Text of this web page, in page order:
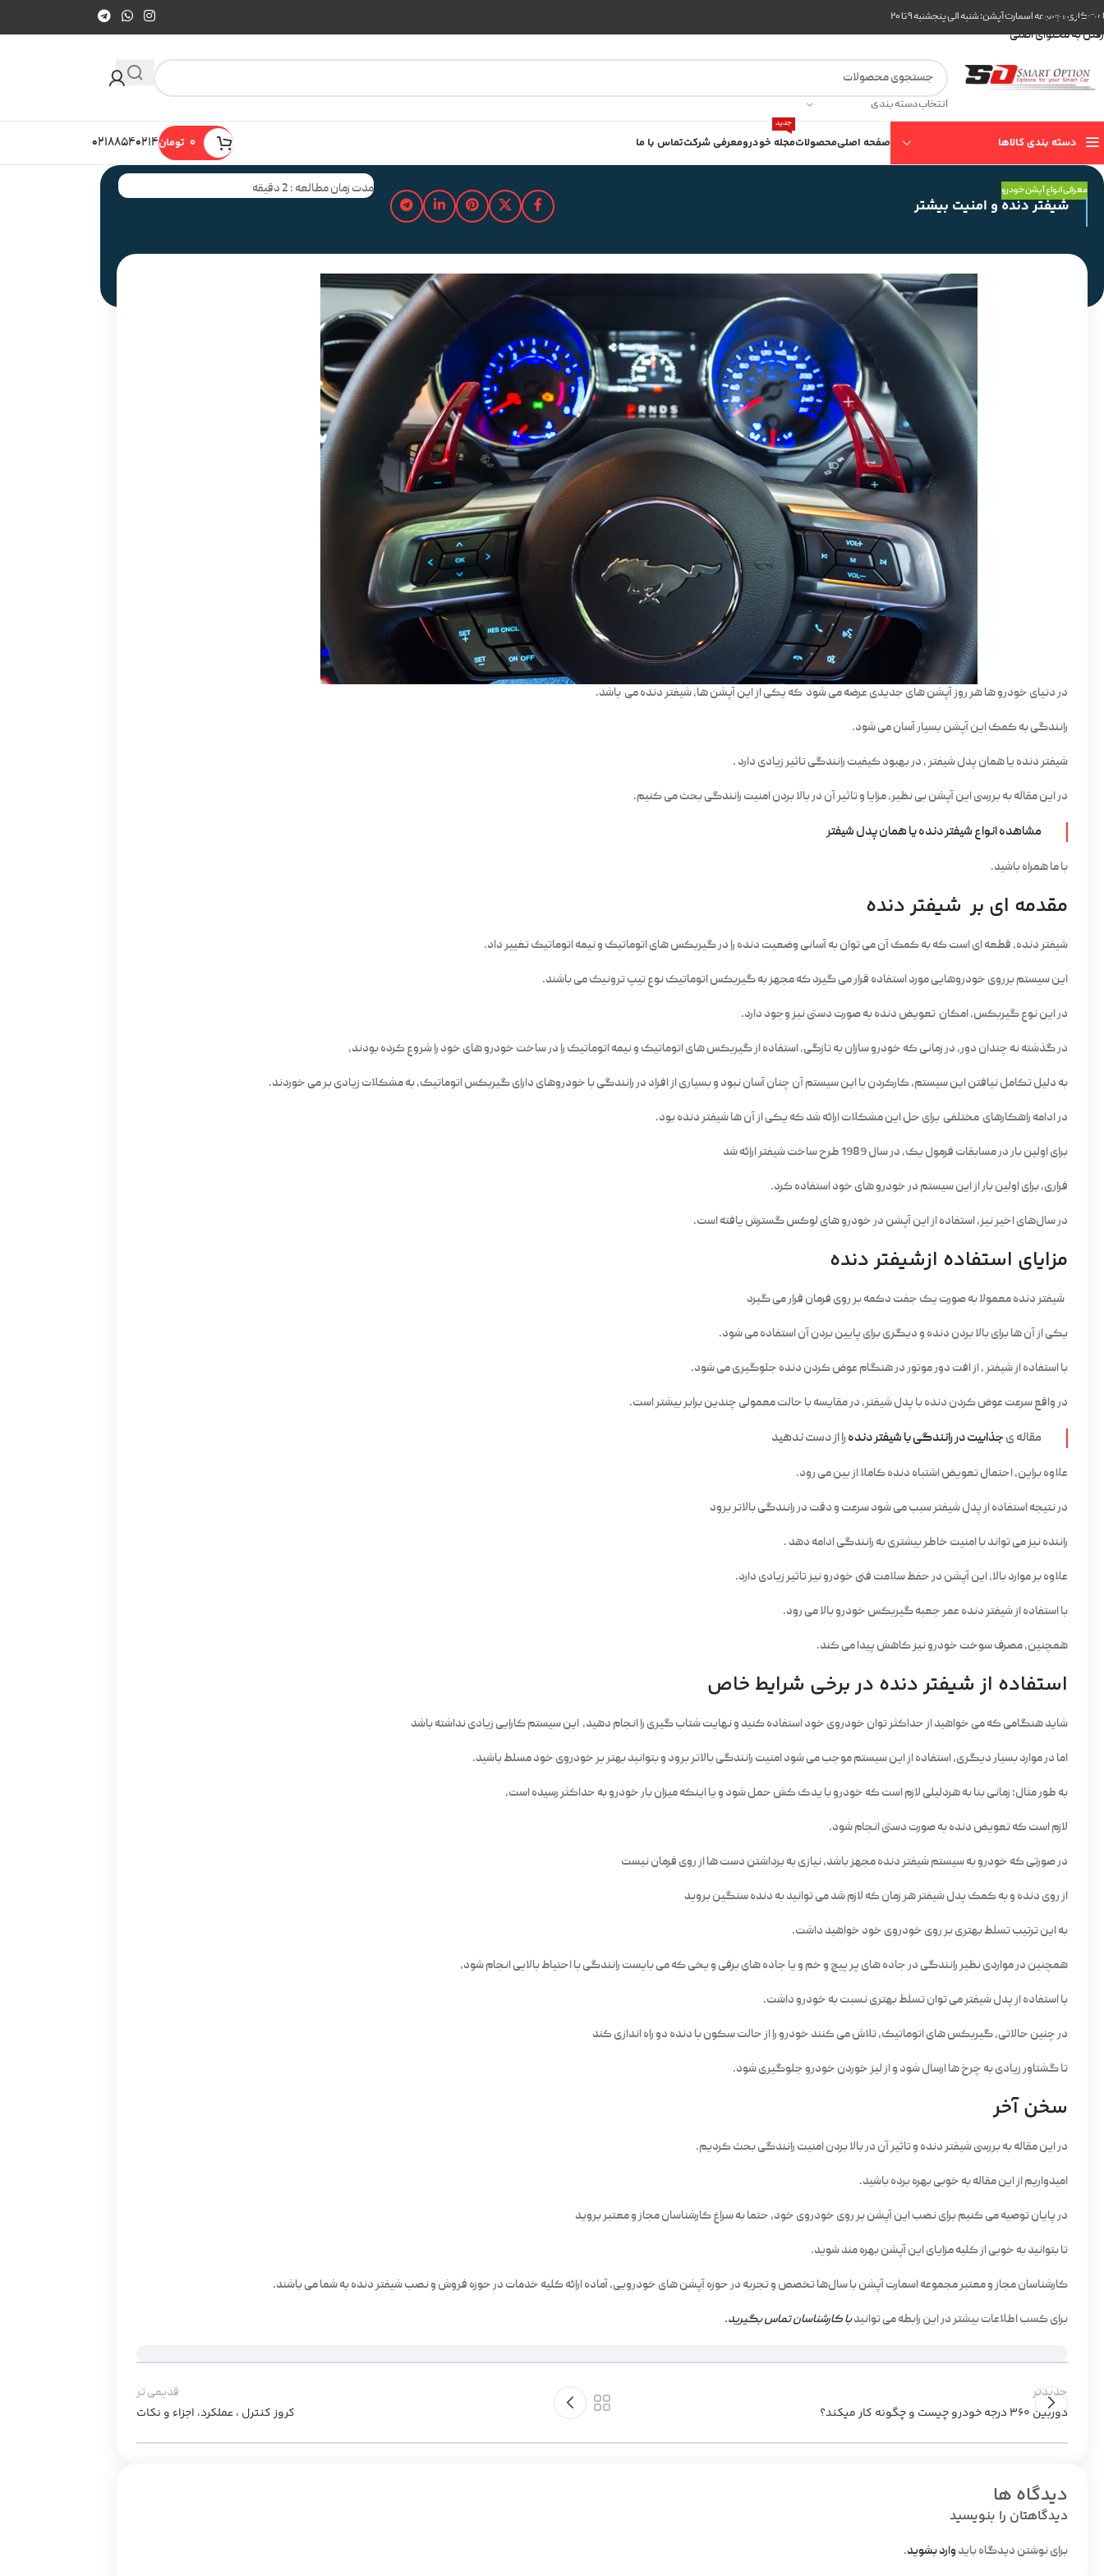
عبور به ناوبری
رفتن به محتوای اصلی
کاری مجموعه اسمارت آپشن: شنبه الی پنجشنبه ۹ تا ۲۰
انتخاب دسته بندی
دسته بندی کالاها صفحه اصلیمحصولاتمجله خودرو
جدید
معرفی شرکتتماس با ما تومان۰۲۱۸۸۵۴۰۲۱۴
معرفی انواع آپشن خودرو
شیفتر دنده و امنیت بیشتر
مدت زمان مطالعه : 2 دقیقه
در دنیای خودرو ها هر روز آپشن های جدیدی عرضه می شود که یکی از این آپشن ها، شیفتر دنده می باشد.
رانندگی به کمک این آپشن بسیار آسان می شود.
شیفتر دنده یا همان پدل شیفتر ، در بهبود کیفیت رانندگی تاثیر زیادی دارد .
در این مقاله به بررسی این آپشن بی نظیر، مزایا و تاثیر آن در بالا بردن امنیت رانندگی بحث می کنیم.
مشاهده انواع شیفتر دنده یا همان پدل شیفتر
با ما همراه باشید.
مقدمه ای بر شیفتر دنده
شیفتر دنده، قطعه ای است که به کمک آن می توان به آسانی وضعیت دنده را در گیربکس های اتوماتیک و نیمه اتوماتیک تغییر داد.
این سیستم برروی خودروهایی مورد استفاده قرار می گیرد که مجهز به گیربکس اتوماتیک نوع تیپ ترونیک می باشند.
در این نوع گیربکس، امکان تعویض دنده به صورت دستی نیز وجود دارد.
در گذشته نه چندان دور، در زمانی که خودرو سازان به تازگی، استفاده از گیربکس های اتوماتیک و نیمه اتوماتیک را در ساخت خودرو های خود را شروع کرده بودند،
به دلیل تکامل نیافتن این سیستم، کارکردن با این سیستم آن چنان آسان نبود و بسیاری از افراد در رانندگی با خودروهای دارای گیربکس اتوماتیک، به مشکلات زیادی بر می خوردند.
در ادامه راهکارهای مختلفی برای حل این مشکلات ارائه شد که یکی از آن ها شیفتر دنده بود.
برای اولین بار در مسابقات فرمول یک، در سال 1989 طرح ساخت شیفتر ارائه شد
فراری، برای اولین بار از این سیستم در خودرو های خود استفاده کرد.
در سال‌های اخیر نیز، استفاده از این آپشن در خودرو های لوکس گسترش یافته است.
مزایای استفاده ازشیفتر دنده
شیفتر دنده معمولا به صورت یک جفت دکمه بر روی فرمان قرار می گیرد
یکی از آن ها برای بالا بردن دنده و دیگری برای پایین بردن آن استفاده می شود.
با استفاده از شیفتر ، از افت دور موتور در هنگام عوض کردن دنده جلوگیری می شود.
در واقع سرعت عوض کردن دنده با پدل شیفتر، در مقایسه با حالت معمولی چندین برابر بیشتر است.
مقاله یجذابیت در رانندگی با شیفتر دندهرا از دست ندهید
علاوه براین، احتمال تعویض اشتباه دنده کاملا از بین می رود.
در نتیجه استفاده از پدل شیفتر سبب می شود سرعت و دقت در رانندگی بالاتر برود
راننده نیز می تواند با امنیت خاطر بیشتری به رانندگی ادامه دهد .
علاوه بر موارد بالا، این آپشن در حفظ سلامت فنی خودرو نیز تاثیر زیادی دارد.
با استفاده از شیفتر دنده عمر جعبه گیربکس خودرو بالا می رود.
همچنین، مصرف سوخت خودرو نیز کاهش پیدا می کند.
استفاده از شیفتر دنده در برخی شرایط خاص
شاید هنگامی که می خواهید از حداکثر توان خودروی خود استفاده کنید و نهایت شتاب گیری را انجام دهید، این سیستم کارایی زیادی نداشته باشد
اما در موارد بسیار دیگری، استفاده از این سیستم موجب می شود امنیت رانندگی بالاتر برود و بتوانید بهتر بر خودروی خود مسلط باشید.
به طور مثال؛ زمانی بنا به هردلیلی لازم است که خودرو با یدک کش حمل شود و یا اینکه میزان بار خودرو به حداکثر رسیده است،
لازم است که تعویض دنده به صورت دستی انجام شود.
در صورتی که خودرو به سیستم شیفتر دنده مجهز باشد، نیازی به برداشتن دست ها از روی فرمان نیست
از روی دنده و به کمک پدل شیفتر هر زمان که لازم شد می توانید به دنده سنگین بروید
به این ترتیب تسلط بهتری بر روی خودروی خود خواهید داشت.
همچنین در مواردی نظیر رانندگی در جاده های پر پیچ و خم و یا جاده های برفی و یخی که می بایست رانندگی با احتیاط بالایی انجام شود،
با استفاده از پدل شیفتر می توان تسلط بهتری نسبت به خودرو داشت.
در چنین حالاتی، گیربکس های اتوماتیک، تلاش می کنند خودرو را از حالت سکون با دنده دو راه اندازی کند
تا گشتاور زیادی به چرخ ها ارسال شود و از لیز خوردن خودرو جلوگیری شود.
سخن آخر
در این مقاله به بررسی شیفتر دنده و تاثیر آن در بالا بردن امنیت رانندگی بحث کردیم.
امیدواریم از این مقاله به خوبی بهره برده باشید.
در پایان توصیه می کنیم برای نصب این آپشن بر روی خودروی خود، حتما به سراغ کارشناسان مجاز و معتبر بروید
تا بتوانید به خوبی از کلیه مزایای این آپشن بهره مند شوید.
کارشناسان مجاز و معتبر مجموعه اسمارت آپشن با سال‌ها تخصص و تجربه در حوزه آپشن های خودرویی، آماده ارائه کلیه خدمات در حوزه فروش و نصب شیفتر دنده به شما می باشند.
برای کسب اطلاعات بیشتر در این رابطه می توانیدبا کارشناسان تماس بگیرید.
جدیدتر
دوربین 360 درجه خودرو چیست و چگونه کار میکند؟
قدیمی تر
کروز کنترل ، عملکرد، اجزاء و نکات
دیدگاه ها
دیدگاهتان را بنویسید
برای نوشتن دیدگاه باید وارد بشوید.